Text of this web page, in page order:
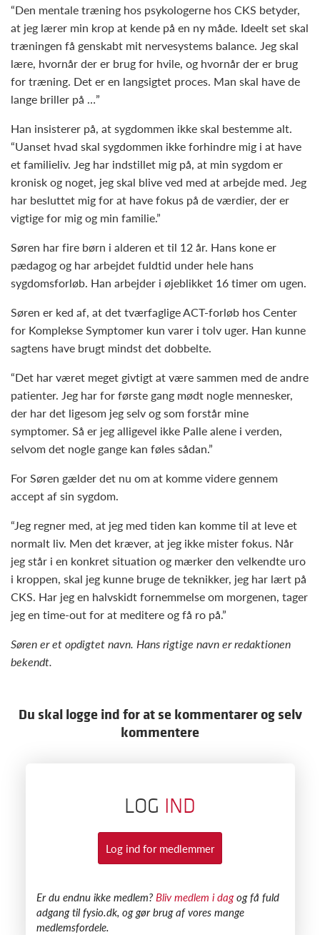
“Den mentale træning hos psykologerne hos CKS betyder,
at jeg lærer min krop at kende på en ny måde. Ideelt set skal
træningen få genskabt mit nervesystems balance. Jeg skal
lære, hvornår der er brug for hvile, og hvornår der er brug
for træning. Det er en langsigtet proces. Man skal have de
lange briller på …”
Han insisterer på, at sygdommen ikke skal bestemme alt.
“Uanset hvad skal sygdommen ikke forhindre mig i at have
et familieliv. Jeg har indstillet mig på, at min sygdom er
kronisk og noget, jeg skal blive ved med at arbejde med. Jeg
har besluttet mig for at have fokus på de værdier, der er
vigtige for mig og min familie.”
Søren har fire børn i alderen et til 12 år. Hans kone er
pædagog og har arbejdet fuldtid under hele hans
sygdomsforløb. Han arbejder i øjeblikket 16 timer om ugen.
Søren er ked af, at det tværfaglige ACT-forløb hos Center
for Komplekse Symptomer kun varer i tolv uger. Han kunne
sagtens have brugt mindst det dobbelte.
“Det har været meget givtigt at være sammen med de andre
patienter. Jeg har for første gang mødt nogle mennesker,
der har det ligesom jeg selv og som forstår mine
symptomer. Så er jeg alligevel ikke Palle alene i verden,
selvom det nogle gange kan føles sådan.”
For Søren gælder det nu om at komme videre gennem
accept af sin sygdom.
“Jeg regner med, at jeg med tiden kan komme til at leve et
normalt liv. Men det kræver, at jeg ikke mister fokus. Når
jeg står i en konkret situation og mærker den velkendte uro
i kroppen, skal jeg kunne bruge de teknikker, jeg har lært på
CKS. Har jeg en halvskidt fornemmelse om morgenen, tager
jeg en time-out for at meditere og få ro på.”
Søren er et opdigtet navn. Hans rigtige navn er redaktionen
bekendt.
Du skal logge ind for at se kommentarer og selv
kommentere
LOG IND
Log ind for medlemmer
​Er du endnu ikke medlem? Bliv medlem i dagog få fuld
adgang til fysio.dk, og gør brug af vores mange
medlemsfordele.